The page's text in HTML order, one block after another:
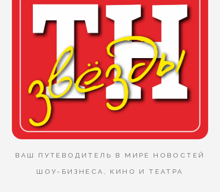
ВАШ ПУТЕВОДИТЕЛЬ В МИРЕ НОВОСТЕЙ
ШОУ-БИЗНЕСА, КИНО И ТЕАТРА